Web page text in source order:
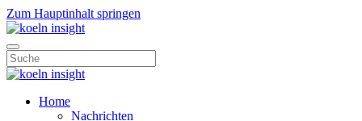
Zum Hauptinhalt springen
Home
Nachrichten